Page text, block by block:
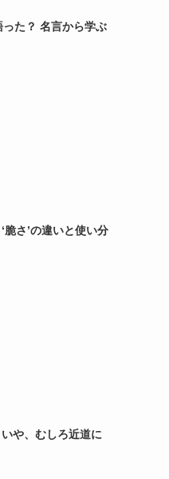
た？ 名言から学ぶ
脆さ’の違いと使い分
や、むしろ近道に